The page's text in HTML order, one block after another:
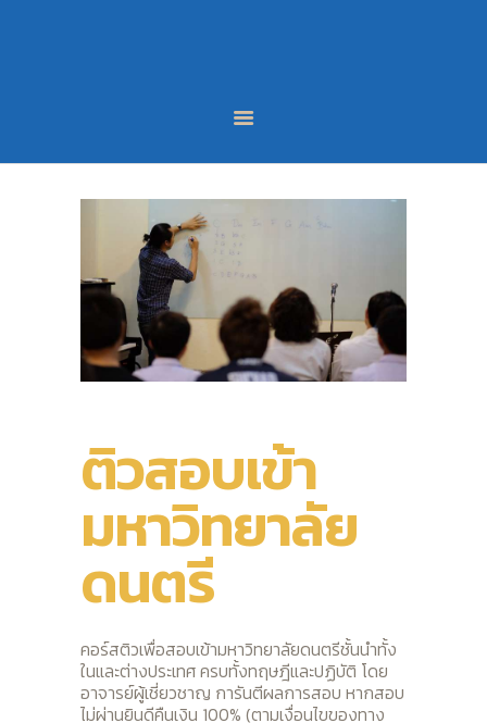
LINE
FACEBOOK
ติวสอบเข้า
มหาวิทยาลัย
ดนตรี
คอร์สติวเพื่อสอบเข้ามหาวิทยาลัยดนตรีชั้นนำทั้ง
ในและต่างประเทศ ครบทั้งทฤษฎีและปฏิบัติ โดย
อาจารย์ผู้เชี่ยวชาญ การันตีผลการสอบ หากสอบ
ไม่ผ่านยินดีคืนเงิน 100% (ตามเงื่อนไขของทาง